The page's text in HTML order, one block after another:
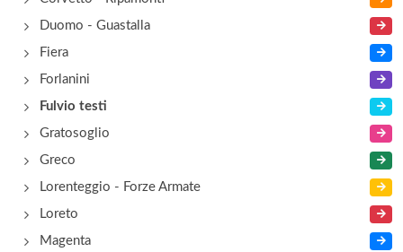
Duomo - Guastalla
Fiera
Forlanini
Fulvio testi
Gratosoglio
Greco
Lorenteggio - Forze Armate
Loreto
Magenta